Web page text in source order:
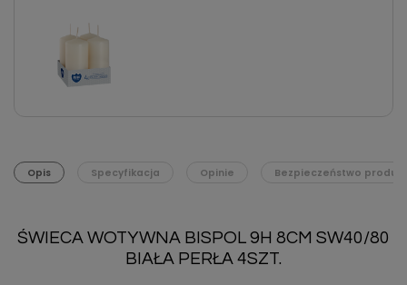
Opis Specyfikacja Opinie Bezpieczeństwo
ŚWIECA WOTYWNA BISPOL 9H 8CM SW40/80
BIAŁA PERŁA 4SZT.